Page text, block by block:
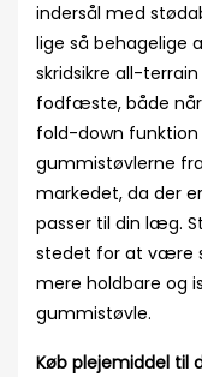
indersål med
lige så behagelige
skridsikre all-
fodfæste, både når
fold-down funktion
gummistøvlerne
markedet, da der
passer til din læg.
stedet for at være
mere holdbare og
gummistøvle.
Køb plejemiddel til